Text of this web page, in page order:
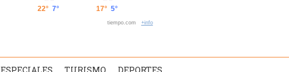
22° 7° 17° 5°
tiempo.com +info